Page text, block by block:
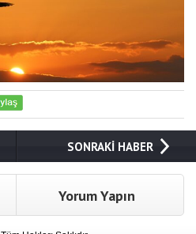
SONRAKİ HABER
Yorum Yapın